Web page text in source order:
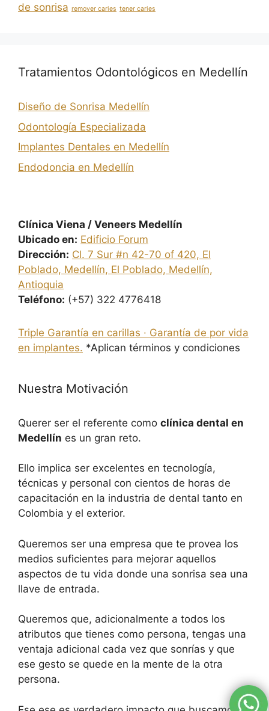
de sonrisa remover caries tener caries
Tratamientos Odontológicos en Medellín
Diseño de Sonrisa Medellín
Odontología Especializada
Implantes Dentales en Medellín
Endodoncia en Medellín
Clínica Viena / Veneers Medellín
Ubicado en: Edificio Forum
Dirección: Cl. 7 Sur #n 42-70 of 420, El
Poblado, Medellín, El Poblado, Medellín,
Antioquia
Teléfono: (+57) 322 4776418
Triple Garantía en carillas · Garantía de por vida
en implantes. *Aplican términos y condiciones
Nuestra Motivación
Querer ser el referente como clínica dental en
Medellín es un gran reto.
Ello implica ser excelentes en tecnología,
técnicas y personal con cientos de horas de
capacitación en la industria de dental tanto en
Colombia y el exterior.
Queremos ser una empresa que te provea los
medios suficientes para mejorar aquellos
aspectos de tu vida donde una sonrisa sea una
llave de entrada.
Queremos que, adicionalmente a todos los
atributos que tienes como persona, tengas una
ventaja adicional cada vez que sonrías y que
ese gesto se quede en la mente de la otra
persona.